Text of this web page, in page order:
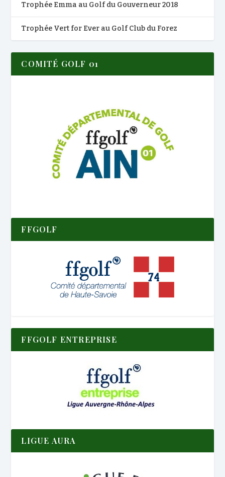
Trophée Emma au Golf du Gouverneur 2018
Trophée Vert for Ever au Golf Club du Forez
COMITÉ GOLF 01
FFGOLF
FFGOLF ENTREPRISE
LIGUE AURA